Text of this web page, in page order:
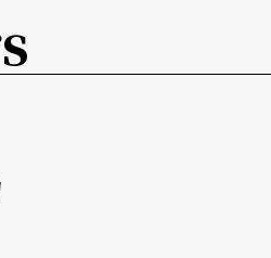
不愿意只以一个角度、一
。「像在《中国旅程》
作配合。演员于是提出质
蹈？同样的，舞者被要求
有时是呻吟）似通非通的